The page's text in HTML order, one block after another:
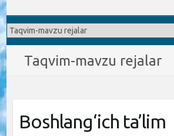
Taqvim-mavzu rejalar
Boshlang‘ich ta’lim